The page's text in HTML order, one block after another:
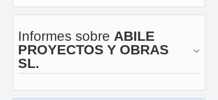
Informes sobre ABILE
PROYECTOS Y OBRAS
SL.